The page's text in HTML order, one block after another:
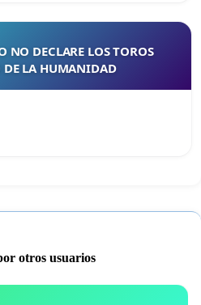
NO DECLARE LOS TOROS
LA HUMANIDAD
otros usuarios